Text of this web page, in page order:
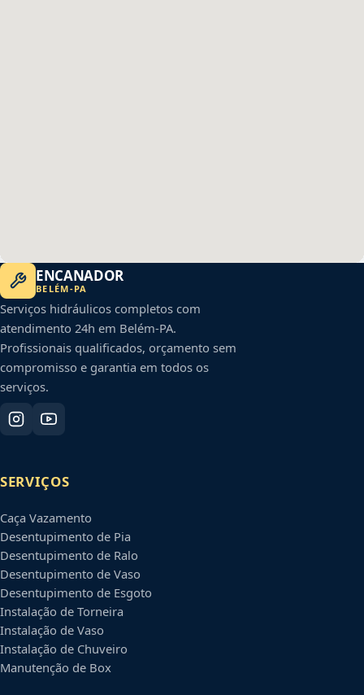
ENCANADOR
BELÉM-PA
Serviços hidráulicos completos com
atendimento 24h em Belém-PA.
Profissionais qualificados, orçamento sem
compromisso e garantia em todos os
serviços.
SERVIÇOS
Caça Vazamento
Desentupimento de Pia
Desentupimento de Ralo
Desentupimento de Vaso
Desentupimento de Esgoto
Instalação de Torneira
Instalação de Vaso
Instalação de Chuveiro
Manutenção de Box